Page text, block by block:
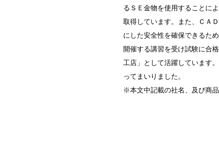
るＳＥ金物を使用することに
取得しています。また、ＣＡ
にした安全性を確保できるた
開催する講習を受け試験に合
工店」として活躍しています
ってまいりました。
※本文中記載の社名、及び商